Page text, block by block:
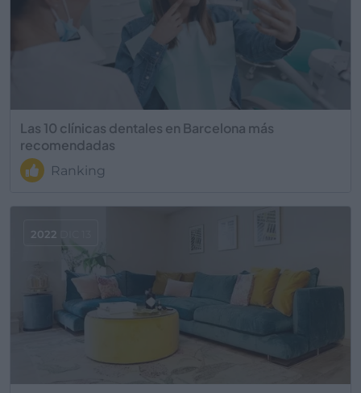
Las 10 clínicas dentales en Barcelona más
recomendadas
Ranking
2022